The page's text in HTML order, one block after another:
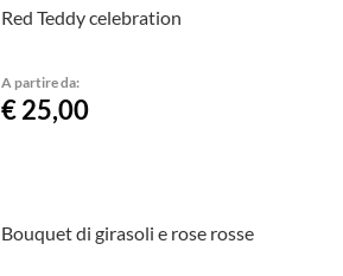
Red Teddy celebration
A partire da:
€ 25,00
Bouquet di girasoli e rose rosse